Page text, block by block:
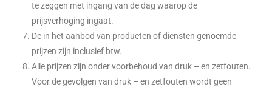
te zeggen met ingang van de dag waarop de
prijsverhoging ingaat.
De in het aanbod van producten of diensten genoemde
prijzen zijn inclusief btw.
Alle prijzen zijn onder voorbehoud van druk – en zetfouten.
Voor de gevolgen van druk – en zetfouten wordt geen